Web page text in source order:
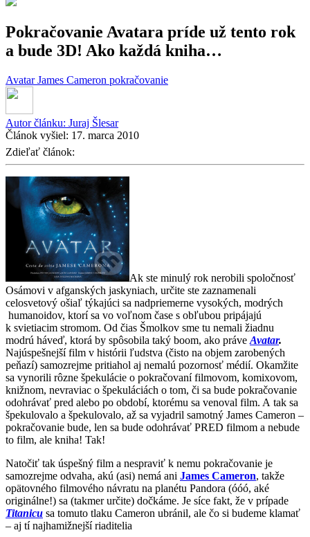
Pokračovanie Avatara príde už tento rok
a bude 3D! Ako každá kniha…
AvatarJames Cameron pokračovanie
Autor článku: Juraj Šlesar
Článok vyšiel: 17. marca 2010
Zdieľať článok:
Ak ste minulý rok nerobili spoločnosť
Osámovi v afganských jaskyniach, určite ste zaznamenali
celosvetový ošiaľ týkajúci sa nadpriemerne vysokých, modrých
humanoidov, ktorí sa vo voľnom čase s obľubou pripájajú
k svietiacim stromom. Od čias Šmolkov sme tu nemali žiadnu
modrú háveď, ktorá by spôsobila taký boom, ako práve Avatar.
Najúspešnejší film v histórii ľudstva (čisto na objem zarobených
peňazí) samozrejme pritiahol aj nemalú pozornosť médií. Okamžite
sa vynorili rôzne špekulácie o pokračovaní filmovom, komixovom,
knižnom, nevraviac o špekuláciách o tom, či sa bude pokračovanie
odohrávať pred alebo po období, ktorému sa venoval film. A tak sa
špekulovalo a špekulovalo, až sa vyjadril samotný James Cameron –
pokračovanie bude, len sa bude odohrávať PRED filmom a nebude
to film, ale kniha! Tak!
Natočiť tak úspešný film a nespraviť k nemu pokračovanie je
samozrejme odvaha, akú (asi) nemá ani James Cameron, takže
opätovného filmového návratu na planétu Pandora (óóó, aké
originálne!) sa (takmer určite) dočkáme. Je síce fakt, že v prípade
Titanicu sa tomuto tlaku Cameron ubránil, ale čo si budeme klamať
– aj tí najhamižnejší riaditelia